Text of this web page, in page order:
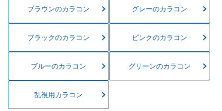
ブラウンのカラコン グレーのカラコン
ブラックのカラコン ピンクのカラコン
ブルーのカラコン グリーンのカラコン
乱視用カラコン